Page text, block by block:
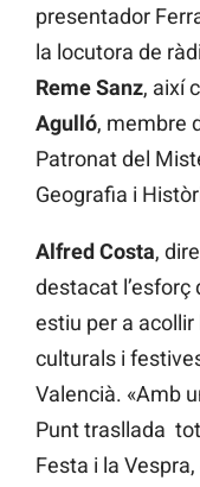
presentador
la locutora de
Reme Sanz, així
Agulló, membre
Patronat del
Geografia i
Alfred Costa,
destacat
estiu per a
culturals i
Valencià. «Amb
Punt trasllada
Festa i la